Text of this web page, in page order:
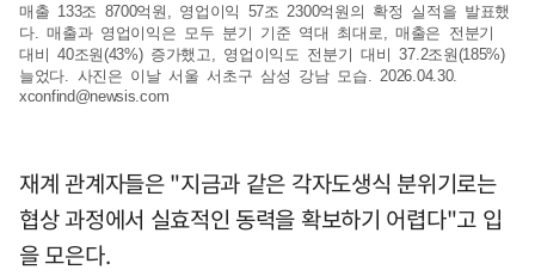
매출 133조 8700억원, 영업이익 57조 2300억원의 확정 실적을 발표했
다. 매출과 영업이익은 모두 분기 기준 역대 최대로, 매출은 전분기
대비 40조원(43%) 증가했고, 영업이익도 전분기 대비 37.2조원(185%)
늘었다. 사진은 이날 서울 서초구 삼성 강남 모습. 2026.04.30.
xconfind@newsis.com
재계 관계자들은 "지금과 같은 각자도생식 분위기로는
협상 과정에서 실효적인 동력을 확보하기 어렵다"고 입
을 모은다.